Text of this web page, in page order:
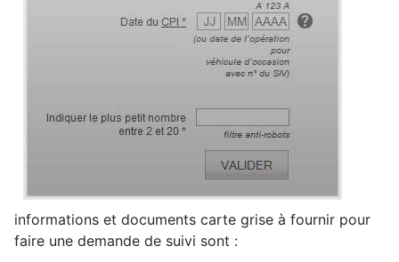
informations et documents carte grise à fournir pour
faire une demande de suivi sont :